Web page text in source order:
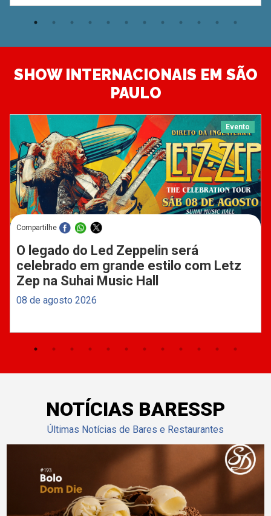
SHOW INTERNACIONAIS EM SÃO
PAULO
Evento
Compartilhe
O legado do Led Zeppelin será
celebrado em grande estilo com Letz
Zep na Suhai Music Hall
08 de agosto 2026
NOTÍCIAS BARESSP
Últimas Notícias de Bares e Restaurantes